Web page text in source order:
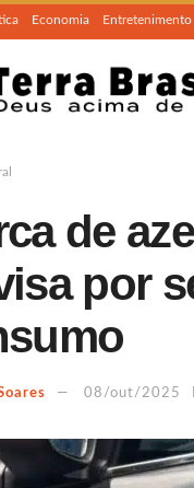
Economia Entretenimento
de
por
08/out/2025